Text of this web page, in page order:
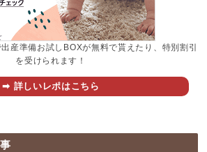
産準備お試しBOXが無料で貰えたり、特別割引
を受けられます！
➡︎ 詳しいレポはこちら